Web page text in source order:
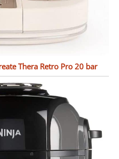
Thera Retro Pro 20 bar